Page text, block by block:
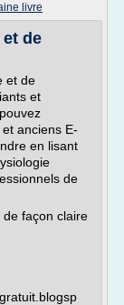
livre
de
et de
et
anciens E-
en lisant
de
façon claire